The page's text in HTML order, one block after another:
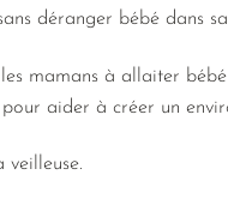
déranger bébé dans
mamans à allaiter
aider à créer un
veilleuse.